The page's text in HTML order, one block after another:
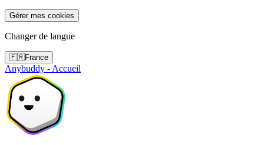
Gérer mes cookies
Changer de langue
🇫🇷France
Anybuddy - Accueil